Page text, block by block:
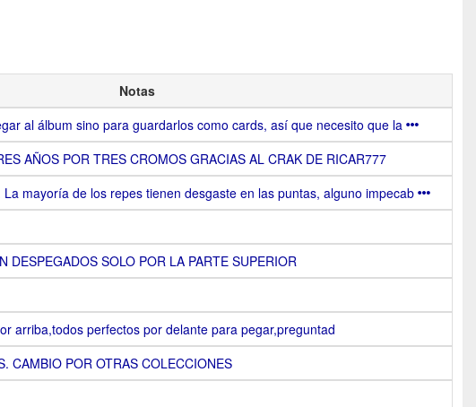
Notas
al álbum sino para guardarlos como cards, así que necesito que la
AÑOS POR TRES CROMOS GRACIAS AL CRAK DE RICAR777
mayoría de los repes tienen desgaste en las puntas, alguno impecab
DESPEGADOS SOLO POR LA PARTE SUPERIOR
arriba,todos perfectos por delante para pegar,preguntad
CAMBIO POR OTRAS COLECCIONES